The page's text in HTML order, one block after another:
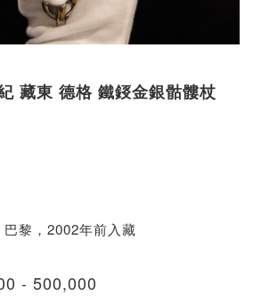
藏東 德格 鐵鋄金銀骷髏杖
黎，2002年前入藏
- 500,000